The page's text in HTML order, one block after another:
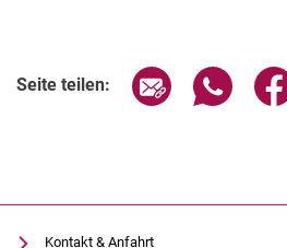
Seite teilen: Seite über E-
Seite
Kontakt & Anfahrt